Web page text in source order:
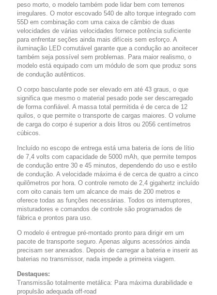
peso morto, o modelo também pode lidar bem com terrenos
irregulares. O motor escovado 540 de alto torque integrado com
55D em combinação com uma caixa de câmbio de duas
velocidades de várias velocidades fornece potência suficiente
para enfrentar seções ainda mais difíceis sem esforço. A
iluminação LED comutável garante que a condução ao anoitecer
também seja possível sem problemas. Para maior realismo, o
modelo está equipado com um módulo de som que produz sons
de condução autênticos.
O corpo basculante pode ser elevado em até 43 graus, o que
significa que mesmo o material pesado pode ser descarregado
de forma confiável. A massa total permitida é de cerca de 12
quilos, o que permite o transporte de cargas maiores. O volume
de carga do corpo é superior a dois litros ou 2056 centímetros
cúbicos.
Incluído no escopo de entrega está uma bateria de íons de lítio
de 7,4 volts com capacidade de 5000 mAh, que permite tempos
de condução entre 30 e 45 minutos, dependendo do uso e estilo
de condução. A velocidade máxima é de cerca de quatro a cinco
quilômetros por hora. O controle remoto de 2,4 gigahertz incluído
com oito canais tem um alcance de mais de 200 metros e
oferece todas as funções necessárias. Todos os interruptores,
misturadores e comandos de controle são programados de
fábrica e prontos para uso.
O modelo é entregue pré-montado pronto para dirigir em um
pacote de transporte seguro. Apenas alguns acessórios ainda
precisam ser anexados. Depois de carregar a bateria e inserir as
baterias no transmissor, nada impede a primeira viagem.
Destaques:
Transmissão totalmente metálica: Para máxima durabilidade e
propulsão adequada off-road